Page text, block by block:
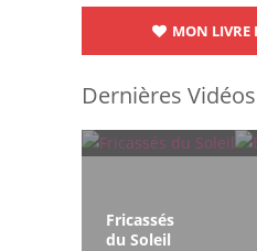
MON LIVRE
Dernières Vidéos
Fricassés
du Soleil